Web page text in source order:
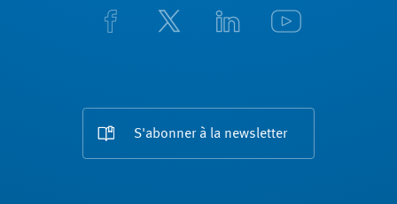
S'abonner à la newsletter